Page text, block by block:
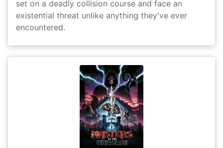
set on a deadly collision course and face an
existential threat unlike anything they've ever
encountered.